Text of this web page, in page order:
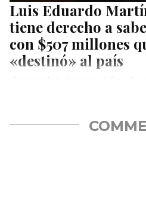
Luis Eduardo
tiene derecho a
con $507 millones
«destinó» al país